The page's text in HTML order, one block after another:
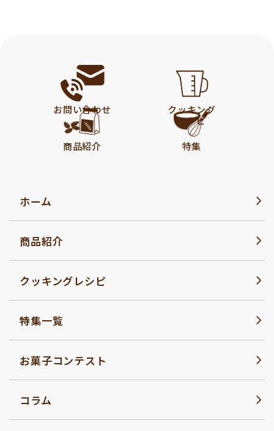
お問い合わせ
クッキング
レシピ
商品紹介
特集
ホーム
商品紹介
クッキングレシピ
特集一覧
お菓子コンテスト
コラム